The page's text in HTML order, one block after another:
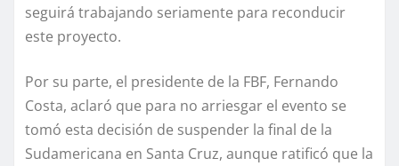
seguirá trabajando seriamente para reconducir
este proyecto.
Por su parte, el presidente de la FBF, Fernando
Costa, aclaró que para no arriesgar el evento se
tomó esta decisión de suspender la final de la
Sudamericana en Santa Cruz, aunque ratificó que la